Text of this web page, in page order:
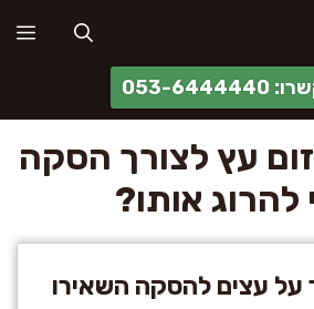
6444440
עץ לצורך הסקה
להרוג אותו?
עצים להסקה השאירו